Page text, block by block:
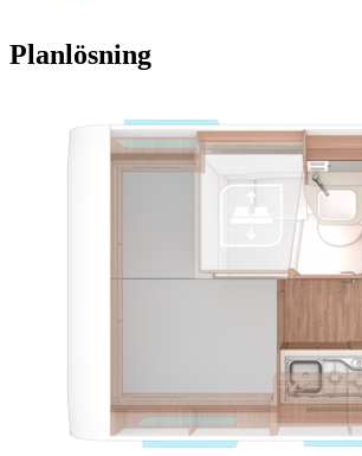
Planlösning